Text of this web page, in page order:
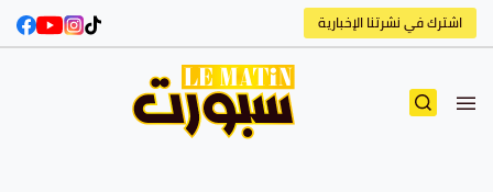
اشترك في نشرتنا الإخبارية